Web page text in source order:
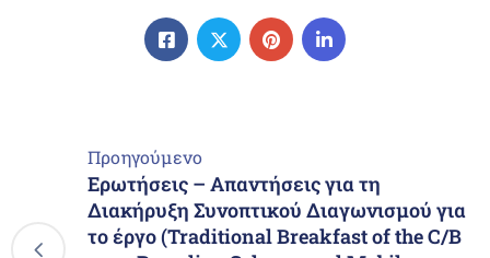
Προηγούμενο
Ερωτήσεις – Απαντήσεις για τη
Διακήρυξη Συνοπτικού Διαγωνισμού για
το έργο (Traditional Breakfast of the C/B